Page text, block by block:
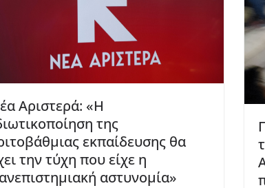
Αριστερά: «Η
της
εκπαίδευσης θα
την τύχη που είχε η
αστυνομία»